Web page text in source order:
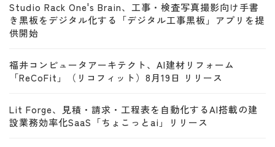
Studio Rack One's Brain、工事・検査写真撮影向け手書
き黒板をデジタル化する「デジタル工事黒板」アプリを提
供開始
福井コンピュータアーキテクト、AI建材リフォーム
「ReCoFit」（リコフィット）8月19日 リリース
Lit Forge、見積・請求・工程表を自動化するAI搭載の建
設業務効率化SaaS「ちょこっとai」リリース